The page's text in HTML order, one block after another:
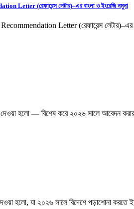
(রেফারেন্স লেটার)–এর বাংলা ও ইংরেজি নমুনা
Letter (রেফারেন্স লেটার)–এর
হলো — বিশেষ করে ২০২৬ সালে আবেদন
হলো, যা ২০২৬ সালে বিদেশে পড়াশোনা করতে